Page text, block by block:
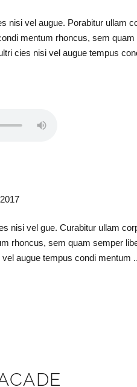
nisi vel augue. Porabitur ullam
mentum rhoncus, sem
cies nisi vel augue tempus
nisi vel gue. Curabitur ullam
rhoncus, sem quam semper
augue tempus condi mentum